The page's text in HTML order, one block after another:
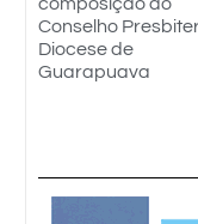
Conselho
Diocese de
Guarapuava